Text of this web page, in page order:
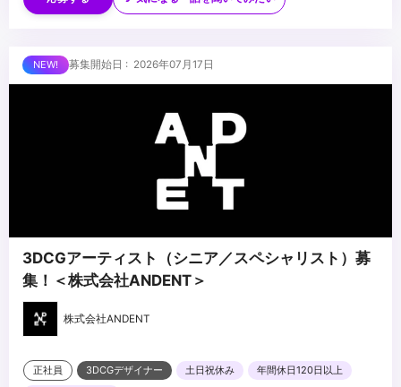
験
・プロジェクト管理ツール（Notion／スプレッドシート等）の使用
・AIツールの活用に前向きな方
■求める人物像
・段取り・気配りが得意で、丁寧かつ粘り強くフォローできる方
・将来PM・プロデューサーを目指す成長意欲のある方
募集開始日 : 2026年07月17日
3DCGアーティスト（シニア／スペシャリスト）募
集！＜株式会社ANDENT＞
株式会社ANDENT
正社員 3DCGデザイナー 土日祝休み
年間休日120日以上